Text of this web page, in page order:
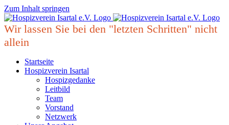
Zum Inhalt springen
Wir lassen Sie bei den "letzten Schritten" nicht
allein
Startseite
Hospizverein Isartal
Hospizgedanke
Leitbild
Team
Vorstand
Netzwerk